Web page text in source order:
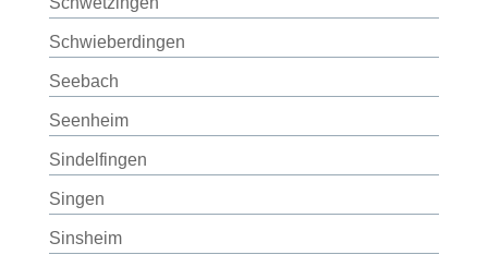
Schwieberdingen
Seebach
Seenheim
Sindelfingen
Singen
Sinsheim